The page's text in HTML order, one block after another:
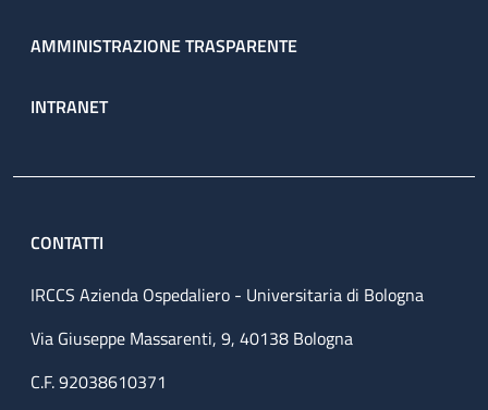
AMMINISTRAZIONE TRASPARENTE
INTRANET
CONTATTI
IRCCS Azienda Ospedaliero - Universitaria di Bologna
Via Giuseppe Massarenti, 9, 40138 Bologna
C.F. 92038610371